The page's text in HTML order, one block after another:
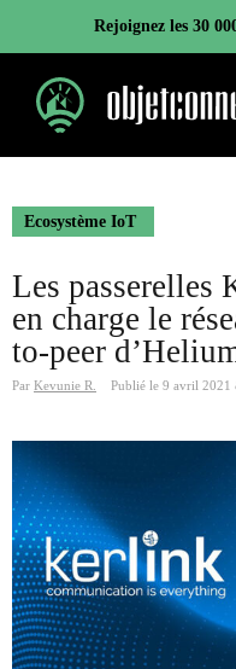
contenu
Rejoignez les 30
Ecosystème IoT
Les passerelles
en charge le
to-peer
Par Kevunie R. Publié le 9 avril 2021